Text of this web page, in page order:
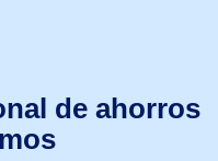
de ahorros